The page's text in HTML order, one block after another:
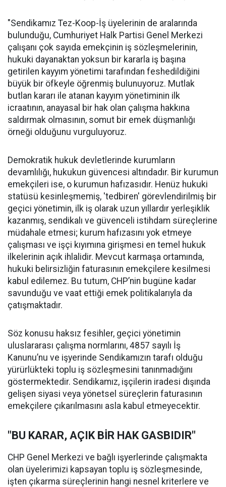
"Sendikamız Tez-Koop-İş üyelerinin de aralarında
bulunduğu, Cumhuriyet Halk Partisi Genel Merkezi
çalışanı çok sayıda emekçinin iş sözleşmelerinin,
hukuki dayanaktan yoksun bir kararla iş başına
getirilen kayyım yönetimi tarafından feshedildiğini
büyük bir öfkeyle öğrenmiş bulunuyoruz. Mutlak
butlan kararı ile atanan kayyım yönetiminin ilk
icraatının, anayasal bir hak olan çalışma hakkına
saldırmak olmasının, somut bir emek düşmanlığı
örneği olduğunu vurguluyoruz.
Demokratik hukuk devletlerinde kurumların
devamlılığı, hukukun güvencesi altındadır. Bir kurumun
emekçileri ise, o kurumun hafızasıdır. Henüz hukuki
statüsü kesinleşmemiş, 'tedbiren' görevlendirilmiş bir
geçici yönetimin, ilk iş olarak uzun yıllardır yerleşiklik
kazanmış, sendikalı ve güvenceli istihdam süreçlerine
müdahale etmesi; kurum hafızasını yok etmeye
çalışması ve işçi kıyımına girişmesi en temel hukuk
ilkelerinin açık ihlalidir. Mevcut karmaşa ortamında,
hukuki belirsizliğin faturasının emekçilere kesilmesi
kabul edilemez. Bu tutum, CHP’nin bugüne kadar
savunduğu ve vaat ettiği emek politikalarıyla da
çatışmaktadır.
Söz konusu haksız fesihler, geçici yönetimin
uluslararası çalışma normlarını, 4857 sayılı İş
Kanunu’nu ve işyerinde Sendikamızın tarafı olduğu
yürürlükteki toplu iş sözleşmesini tanınmadığını
göstermektedir. Sendikamız, işçilerin iradesi dışında
gelişen siyasi veya yönetsel süreçlerin faturasının
emekçilere çıkarılmasını asla kabul etmeyecektir.
"BU KARAR, AÇIK BİR HAK GASBIDIR"
CHP Genel Merkezi ve bağlı işyerlerinde çalışmakta
olan üyelerimizi kapsayan toplu iş sözleşmesinde,
işten çıkarma süreçlerinin hangi nesnel kriterlere ve